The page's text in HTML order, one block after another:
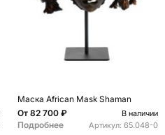
Маска African Mask Shaman
От 82 700 ₽ В наличии
Подробнее Артикул: 65.048-0